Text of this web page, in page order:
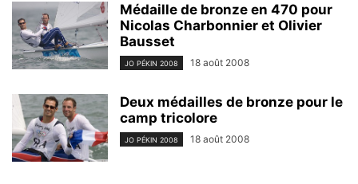
Médaille de bronze en 470 pour
Nicolas Charbonnier et Olivier
Bausset
JO PÉKIN 2008 18 août 2008
Deux médailles de bronze pour le
camp tricolore
JO PÉKIN 2008 18 août 2008